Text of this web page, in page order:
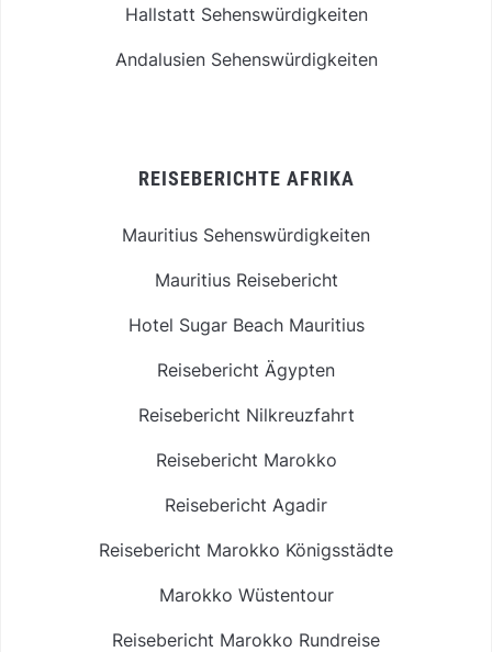
Hallstatt Sehenswürdigkeiten
Andalusien Sehenswürdigkeiten
REISEBERICHTE AFRIKA
Mauritius Sehenswürdigkeiten
Mauritius Reisebericht
Hotel Sugar Beach Mauritius
Reisebericht Ägypten
Reisebericht Nilkreuzfahrt
Reisebericht Marokko
Reisebericht Agadir
Reisebericht Marokko Königsstädte
Marokko Wüstentour
Reisebericht Marokko Rundreise